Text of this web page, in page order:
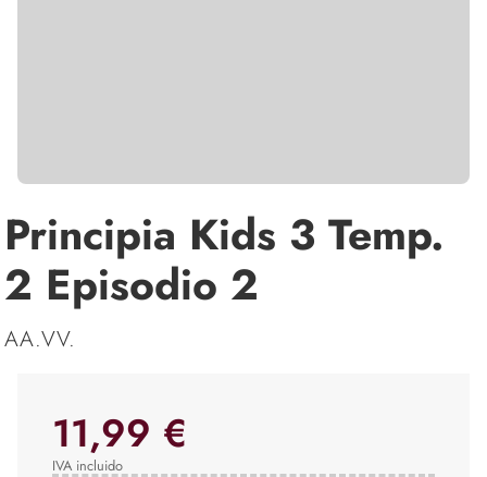
Principia Kids 3 Temp.
2 Episodio 2
AA.VV.
11,99 €
IVA incluido